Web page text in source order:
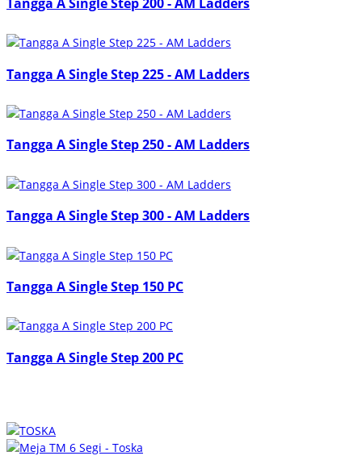
Tangga A Single Step 225 - AM Ladders
Tangga A Single Step 250 - AM Ladders
Tangga A Single Step 300 - AM Ladders
Tangga A Single Step 150 PC
Tangga A Single Step 200 PC